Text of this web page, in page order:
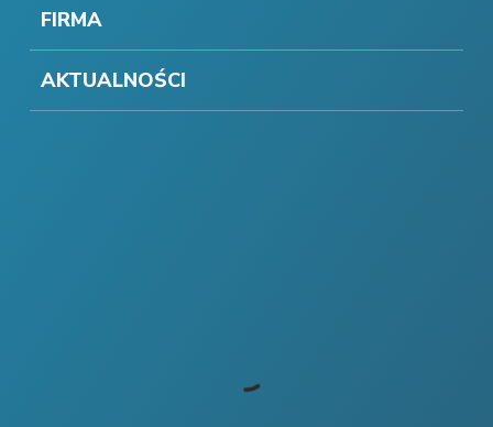
FIRMA
AKTUALNOŚCI